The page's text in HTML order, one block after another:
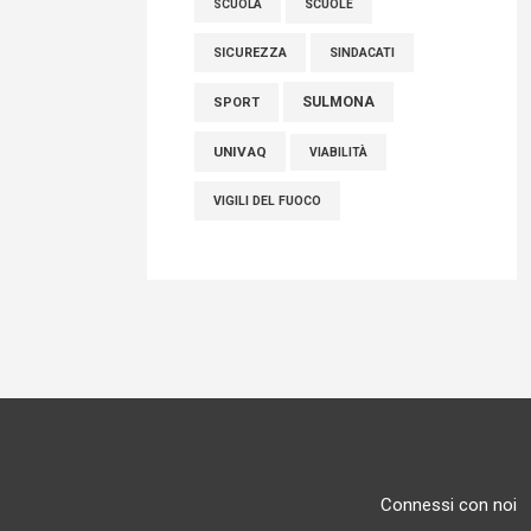
SCUOLA SCUOLE
SICUREZZA SINDACATI
SPORT SULMONA
UNIVAQ VIABILITÀ
VIGILI DEL FUOCO
Connessi con noi